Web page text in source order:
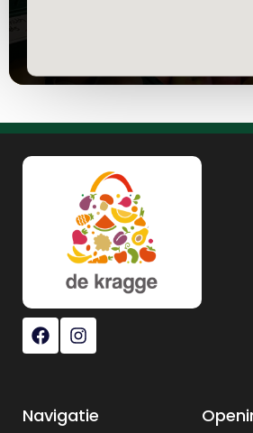
Navigatie